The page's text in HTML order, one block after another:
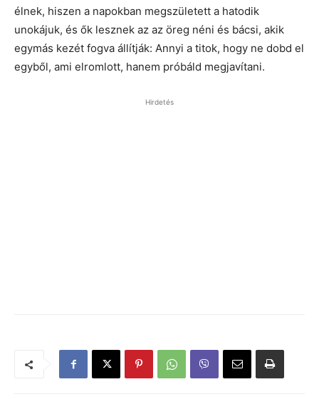
élnek, hiszen a napokban megszületett a hatodik
unokájuk, és ők lesznek az az öreg néni és bácsi, akik
egymás kezét fogva állítják: Annyi a titok, hogy ne dobd el
egyből, ami elromlott, hanem próbáld megjavítani.
Hirdetés